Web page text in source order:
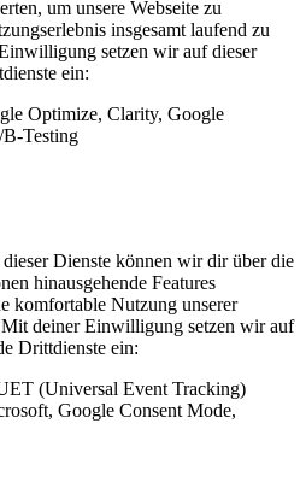
um unsere Webseite zu
insgesamt laufend zu
setzen wir auf dieser
ein:
Optimize, Clarity, Google
Testing
Dienste können wir dir über die
hinausgehende Features
komfortable Nutzung unserer
deiner Einwilligung setzen wir auf
Drittdienste ein:
(Universal Event Tracking)
Google Consent Mode,